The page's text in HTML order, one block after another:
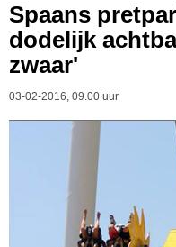
Spaans
dodelijk
zwaar'
03-02-2016, 09.00 uur